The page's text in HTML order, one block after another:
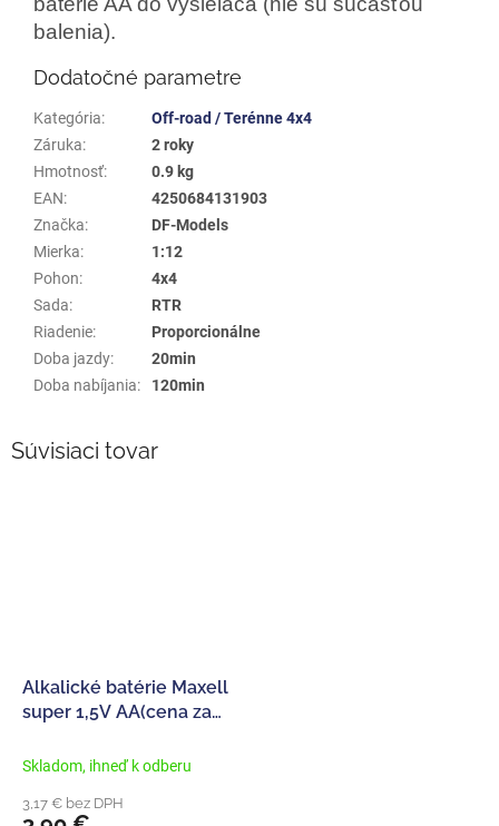
balenia).
Dodatočné parametre
Kategória:
Off-road / Terénne 4x4
Záruka:
2 roky
Hmotnosť:
0.9 kg
EAN:
4250684131903
Značka:
DF-Models
Mierka:
1:12
Pohon:
4x4
Sada:
RTR
Riadenie:
Proporcionálne
Doba jazdy:
20min
Doba nabíjania: 120min
Súvisiaci tovar
Alkalické batérie Maxell
super 1,5V AA(cena za
Skladom, ihneď k odberu
3,17 € bez DPH